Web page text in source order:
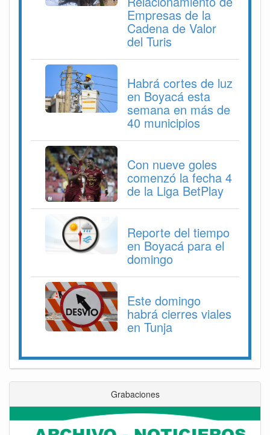
Empresas de la
Cadena de Valor
del Turis
Habrá cortes de luz
en Boyacá esta
semana en más de
40 municipios
Con nueve goles
comenzó la fecha 4
de la Liga BetPlay
Reporte del tiempo
en Boyacá para el
domingo
Este domingo
habrá cierres viales
en Tunja
Grabaciones